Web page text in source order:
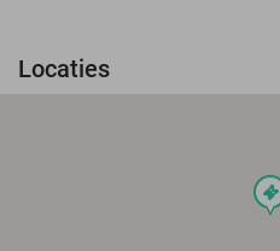
Locaties
events